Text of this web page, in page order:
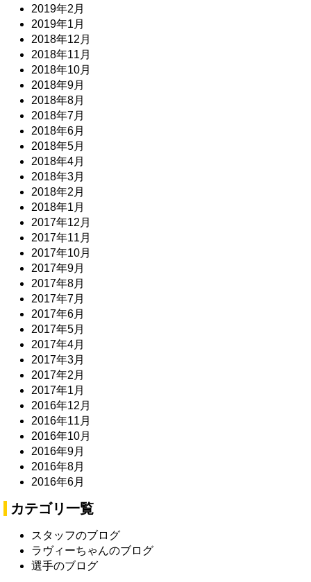
2019年2月
2019年1月
2018年12月
2018年11月
2018年10月
2018年9月
2018年8月
2018年7月
2018年6月
2018年5月
2018年4月
2018年3月
2018年2月
2018年1月
2017年12月
2017年11月
2017年10月
2017年9月
2017年8月
2017年7月
2017年6月
2017年5月
2017年4月
2017年3月
2017年2月
2017年1月
2016年12月
2016年11月
2016年10月
2016年9月
2016年8月
2016年6月
カテゴリ一覧
スタッフのブログ
ラヴィーちゃんのブログ
選手のブログ